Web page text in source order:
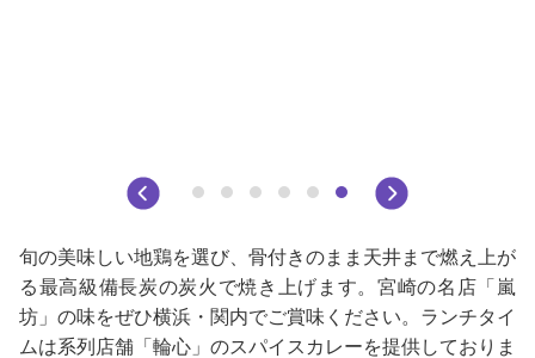
旬の美味しい地鶏を選び、骨付きのまま天井まで燃え上が
る最高級備長炭の炭火で焼き上げます。宮崎の名店「嵐
坊」の味をぜひ横浜・関内でご賞味ください。ランチタイ
ムは系列店舗「輪心」のスパイスカレーを提供しておりま